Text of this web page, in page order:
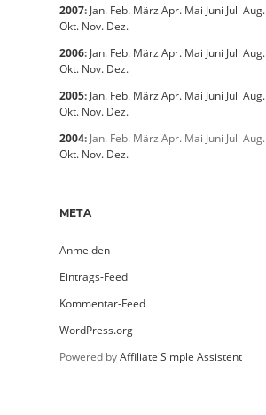
2007: Jan. Feb. März Apr. Mai Juni Juli Aug.
Okt. Nov. Dez.
2006: Jan. Feb. März Apr. Mai Juni Juli Aug.
Okt. Nov. Dez.
2005: Jan. Feb. März Apr. Mai Juni Juli Aug.
Okt. Nov. Dez.
2004: Jan. Feb. März Apr. Mai Juni Juli Aug.
Okt. Nov. Dez.
META
Anmelden
Eintrags-Feed
Kommentar-Feed
WordPress.org
Powered byAffiliate Simple Assistent